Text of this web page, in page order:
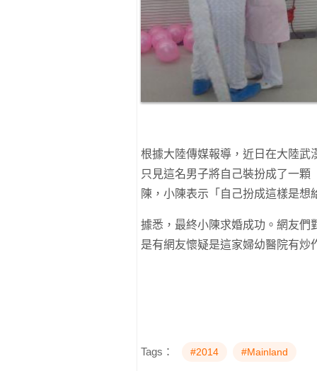
根據大陸傳媒報導，近日在大陸武
只見這名男子將自己裝扮成了一
陳，小陳表示「自己扮成這樣是想
據悉，最終小陳求婚成功。網友們
是有網友懷疑是這家婦幼醫院有炒
Tags： #2014 #Mainland